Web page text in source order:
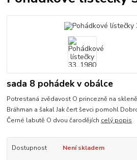
sada 8 pohádek v obálce
Potrestaná zvědavost O princezně na
Bráhman a šakal Jak čert ševci pomohl
Černé labutě O dvou čarodějích celý popis
Dostupnost Není skladem